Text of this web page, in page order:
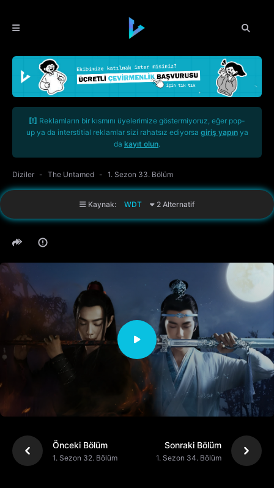
[!] Reklamların bir kısmını üyelerimize göstermiyoruz, eğer pop-
up ya da interstitial reklamlar sizi rahatsız ediyorsa giriş yapınya
da kayıt olun.
Diziler The Untamed 1. Sezon 33. Bölüm
Kaynak: WDT 2 Alternatif
Önceki Bölüm
1. Sezon 32. Bölüm
Sonraki Bölüm
1. Sezon 34. Bölüm